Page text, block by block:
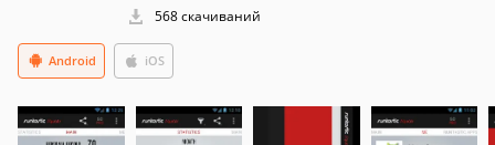
568 скачиваний
Android iOS